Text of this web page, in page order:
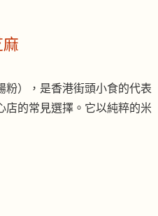
粉），是香港街頭小食的代表
店的常見選擇。它以純粹的米